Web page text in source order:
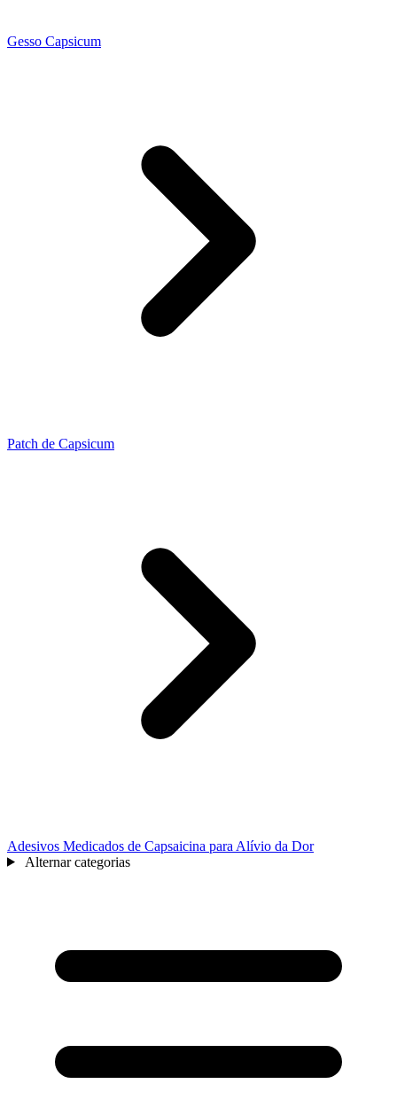
Gesso Capsicum
Patch de Capsicum
Adesivos Medicados de Capsaicina para Alívio da Dor
Alternar categorias